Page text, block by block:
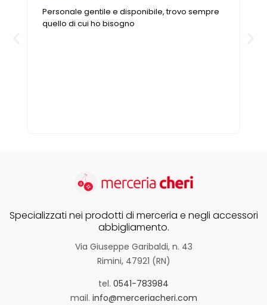
Personale gentile e disponibile, trovo sempre
quello di cui ho bisogno
Specializzati nei prodotti di merceria e negli accessori
abbigliamento.
Via Giuseppe Garibaldi, n. 43
Rimini, 47921 (RN)
tel. 0541-783984
mail. info@merceriacheri.com